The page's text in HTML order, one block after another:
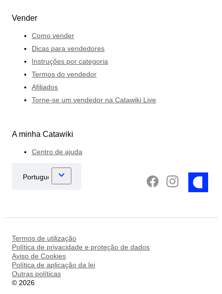
Vender
Como vender
Dicas para vendedores
Instruções por categoria
Termos do vendedor
Afiliados
Torne-se um vendedor na Catawiki Live
A minha Catawiki
Centro de ajuda
Termos de utilização
Política de privacidade e proteção de dados
Aviso de Cookies
Política de aplicação da lei
Outras políticas
© 2026